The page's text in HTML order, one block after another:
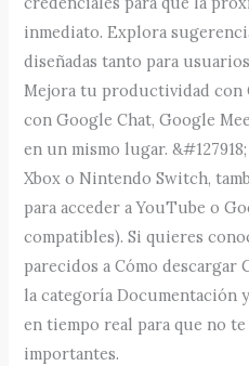
inmediato. Explora
diseñadas tanto para
Mejora tu productividad con
con Google Chat, Google
en un mismo lugar.
Xbox o Nintendo Switch,
para acceder a YouTube o
compatibles). Si quieres
parecidos a Cómo descargar
la categoría Documentación
en tiempo real para que no
importantes.